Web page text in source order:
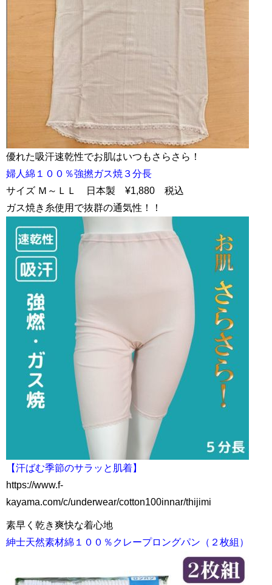
優れた吸汗速乾性でお肌はいつもさらさら！
婦人綿１００％強撚ガス焼３分長
サイズ Ｍ～ＬＬ 日本製 ¥1,880 税込
ガス焼き糸使用で抜群の通気性！！
【汗ばむ季節のサラッと肌着】
https://www.f-
kayama.com/c/underwear/cotton100innar/thijimi
素早く乾き爽快な着心地
紳士天然素材綿１００％クレープロングパン（２枚組）